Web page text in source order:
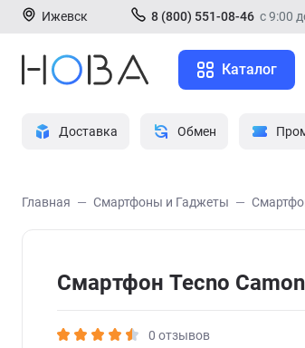
Ижевск 8 (800) 551-08-46 с 9:00
Каталог
Доставка Обмен
Главная Смартфоны и Гаджеты
Смартфон Tecno
0 отзывов